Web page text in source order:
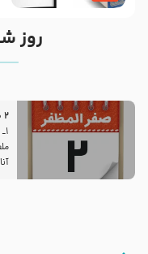
روز
2 صفرالمظفر